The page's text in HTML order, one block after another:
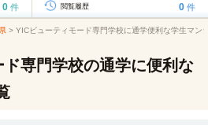
0 件 閲覧履歴 0 件
> YICビューティモード専門学校に通学便利な学生マン
専門学校の通学に便利な